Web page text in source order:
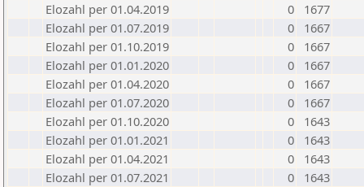
Elozahl per 01.04.2019
0
1677
Elozahl per 01.07.2019
0
1667
Elozahl per 01.10.2019
0
1667
Elozahl per 01.01.2020
0
1667
Elozahl per 01.04.2020
0
1667
Elozahl per 01.07.2020
0
1667
Elozahl per 01.10.2020
0
1643
Elozahl per 01.01.2021
0
1643
Elozahl per 01.04.2021
0
1643
Elozahl per 01.07.2021
0
1643